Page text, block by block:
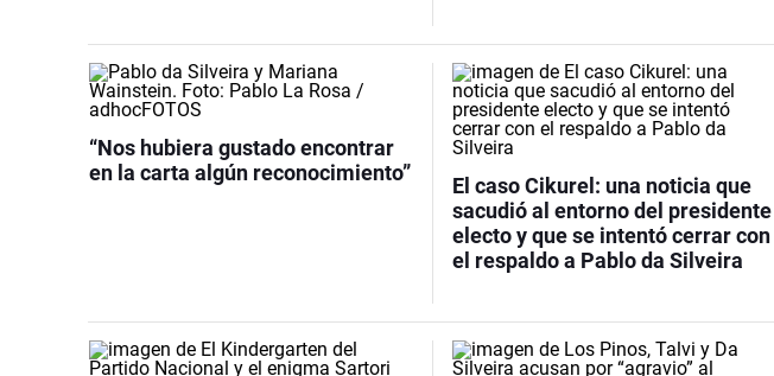
“Nos hubiera gustado encontrar
en la carta algún reconocimiento”
El caso Cikurel: una noticia que
sacudió al entorno del presidente
electo y que se intentó cerrar con
el respaldo a Pablo da Silveira